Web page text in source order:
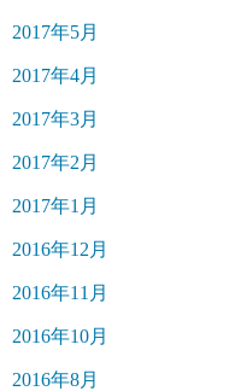
2017年5月
2017年4月
2017年3月
2017年2月
2017年1月
2016年12月
2016年11月
2016年10月
2016年8月